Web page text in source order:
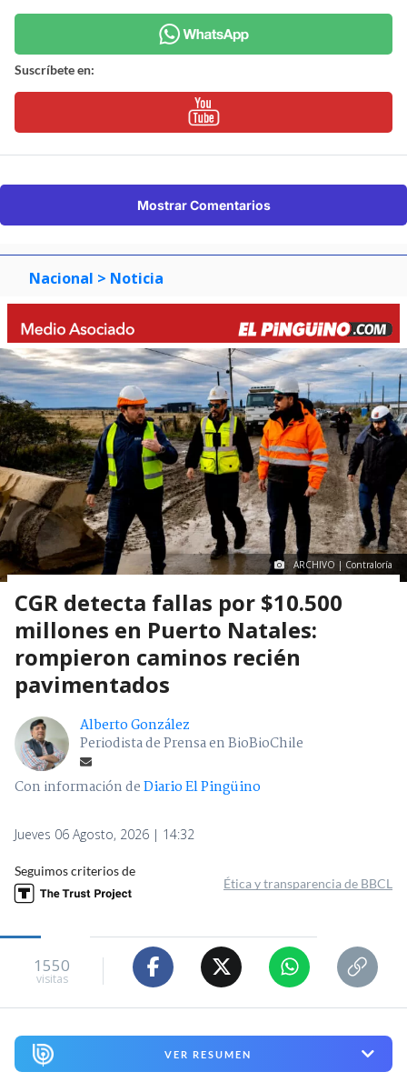
Suscríbete en:
Mostrar Comentarios
Nacional > Noticia
ARCHIVO | Contraloría
CGR detecta fallas por $10.500
millones en Puerto Natales:
rompieron caminos recién
pavimentados
Alberto González
Periodista de Prensa en BioBioChile
Con información deDiario El Pingüino
Jueves 06 Agosto, 2026 | 14:32
Seguimos criterios de
Ética y transparencia de BBCL
1550
visitas
VER RESUMEN